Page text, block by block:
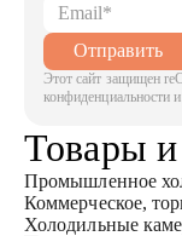
Отправить
Этот сайт защищен
конфиденциальности
Товары и
Промышленное
Коммерческое,
Холодильные